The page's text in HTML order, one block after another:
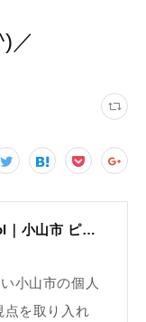
／
N piano music school｜小山市 ピアノ教室｜考える力・集中力を育てる個人レッスン｜2025年体験レッスン受付中
小山市の個人
点を取り入れ